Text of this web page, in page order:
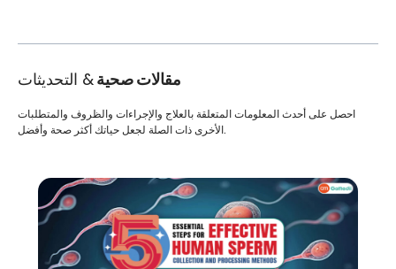
مقالات صحية& التحديثات
احصل على أحدث المعلومات المتعلقة بالعلاج والإجراءات والظروف والمتطلبات
الأخرى ذات الصلة لجعل حياتك أكثر صحة وأفضل.